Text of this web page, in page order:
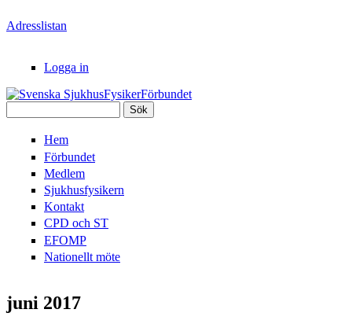
Adresslistan
Logga in
SjukhusFysikerFörbundet
Hem
Förbundet
Medlem
Sjukhusfysikern
Kontakt
CPD och ST
EFOMP
Nationellt möte
juni 2017